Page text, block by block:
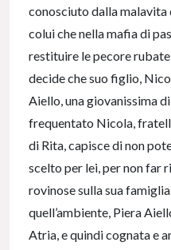
conosciuto dalla malavita
colui che nella mafia di
restituire le pecore
decide che suo figlio,
Aiello, una giovanissima
frequentato Nicola,
di Rita, capisce di non
scelto per lei, per non far
rovinose sulla sua
quell’ambiente, Piera
Atria, e quindi cognata e